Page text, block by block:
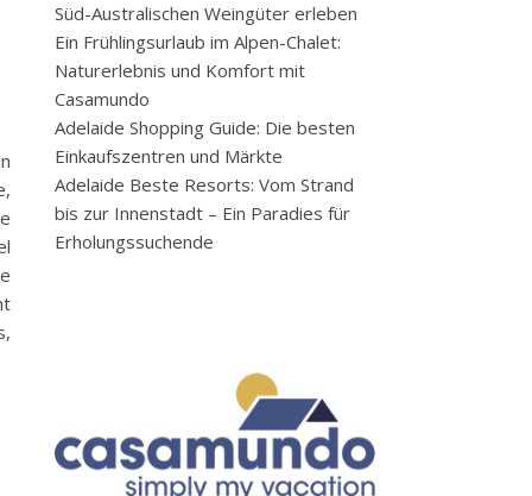
Süd-Australischen Weingüter erleben
Ein Frühlingsurlaub im Alpen-Chalet:
Naturerlebnis und Komfort mit
Casamundo
Adelaide Shopping Guide: Die besten
Einkaufszentren und Märkte
Adelaide Beste Resorts: Vom Strand
bis zur Innenstadt – Ein Paradies für
Erholungssuchende